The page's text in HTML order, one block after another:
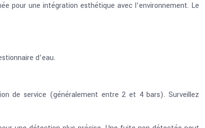
pour une intégration esthétique avec l’environnement. Le
d’eau.
de service (généralement entre 2 et 4 bars). Surveillez